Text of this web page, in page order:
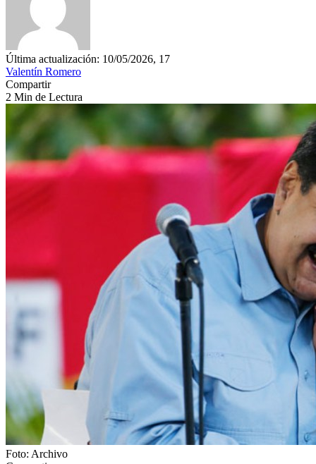
Última actualización: 10/05/2026, 17
Valentín Romero
Compartir
2 Min de Lectura
Foto: Archivo